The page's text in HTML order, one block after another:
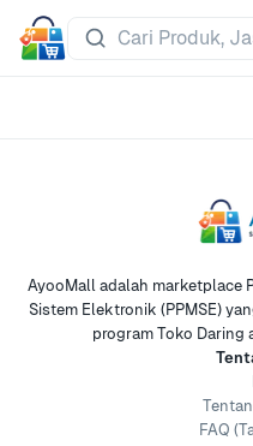
AyooMall adalah marketplace
Sistem Elektronik (PPMSE)
program Toko Daring
FAQ